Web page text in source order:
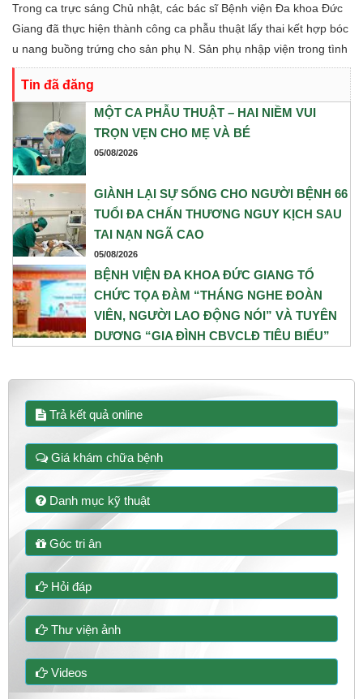
Trong ca trực sáng Chủ nhật, các bác sĩ Bệnh viện Đa khoa Đức
Giang đã thực hiện thành công ca phẫu thuật lấy thai kết hợp bóc
u nang buồng trứng cho sản phụ N. Sản phụ nhập viện trong tình
trạng chuyển dạ con so, ngôi ngược, kèm theo khối u nang buồng
trứng phải. Trước những yếu tố nguy cơ, ê-kíp Khoa Sản và Khoa
Gây mê Hồi sức đã phối hợp chặt chẽ, xây dựng phương án phẫu
thuật tối ưu nhằm đảm bảo an toàn cao nhất cho cả mẹ và bé.
Tin đã đăng
MỘT CA PHẪU THUẬT – HAI NIỀM VUI
TRỌN VẸN CHO MẸ VÀ BÉ
05/08/2026
GIÀNH LẠI SỰ SỐNG CHO NGƯỜI BỆNH 66
TUỔI ĐA CHẤN THƯƠNG NGUY KỊCH SAU
TAI NẠN NGÃ CAO
05/08/2026
BỆNH VIỆN ĐA KHOA ĐỨC GIANG TỔ
CHỨC TỌA ĐÀM “THÁNG NGHE ĐOÀN
VIÊN, NGƯỜI LAO ĐỘNG NÓI” VÀ TUYÊN
DƯƠNG “GIA ĐÌNH CBVCLĐ TIÊU BIỂU”
Trả kết quả online
Giá khám chữa bệnh
Danh mục kỹ thuật
Góc tri ân
Hỏi đáp
Thư viện ảnh
Videos